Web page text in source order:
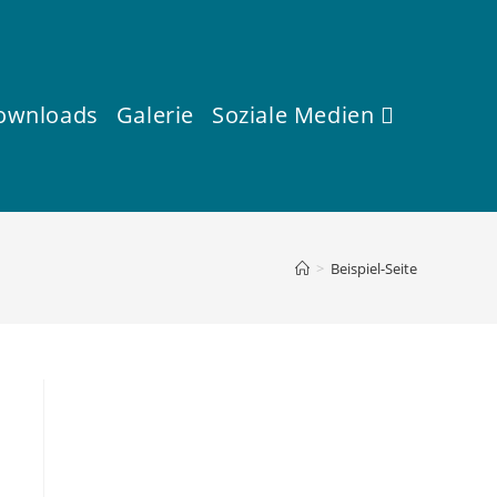
Galerie Soziale Medien
> Beispiel-Seite